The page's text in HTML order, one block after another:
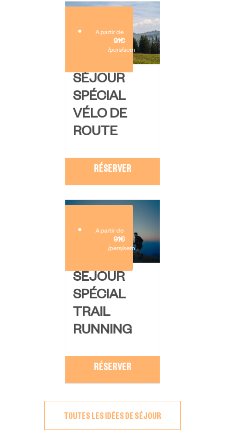
A partir de
91€
/pers/sem
SÉJOUR
SPÉCIAL
VÉLO DE
ROUTE
RÉSERVER
A partir de
91€
/pers/sem
SÉJOUR
SPÉCIAL
TRAIL
RUNNING
RÉSERVER
TOUTES LES IDÉES DE SÉJOUR